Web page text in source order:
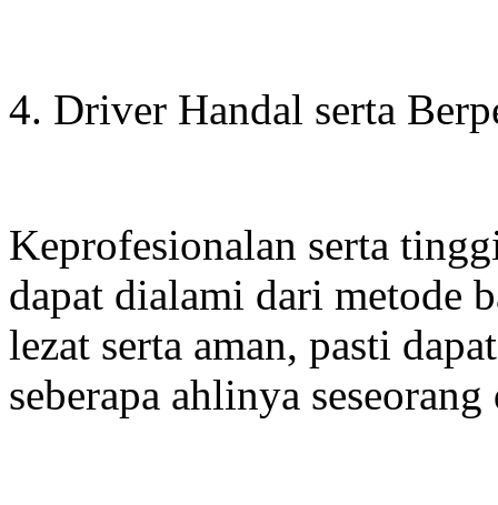
4. Driver Handal serta
Keprofesionalan serta
dapat dialami dari metode
lezat serta aman, pasti
seberapa ahlinya